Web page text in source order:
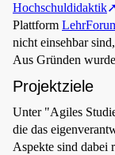
Hochschuldidaktik
Plattform
nicht einsehbar
Aus Gründen
Projektziele
Unter "Agiles
die das
Aspekte sind dabei